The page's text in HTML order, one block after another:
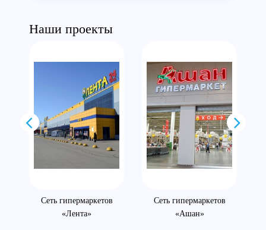
Наши проекты
Сеть гипермаркетов
«Лента»
Сеть гипермаркетов
«Ашан»